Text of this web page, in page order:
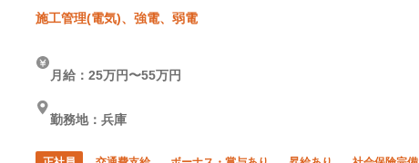
施工管理(電気)、強電、弱電
月給：25万円〜55万円
勤務地：兵庫